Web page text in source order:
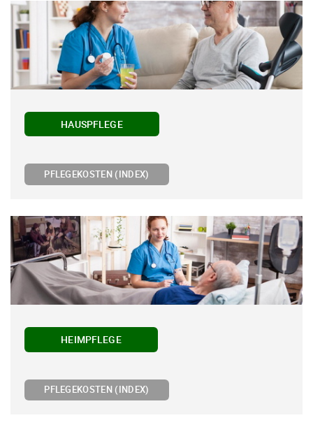
HAUSPFLEGE
PFLEGEKOSTEN (INDEX)
HEIMPFLEGE
PFLEGEKOSTEN (INDEX)